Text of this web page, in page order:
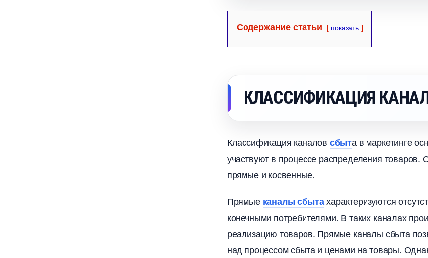
Содержание статьи показать
КЛАССИФИКАЦИЯ
Классификация канало сбыта в маркетинге
участвуют в процессе распределения
прямые и косвенные.​
Прямые каналы сбытахарактеризуются
конечными потребителями.​ В таких каналах
реализацию товаров.​ Прямые каналы сбыта
над процессом сбыта и ценами на товары.​